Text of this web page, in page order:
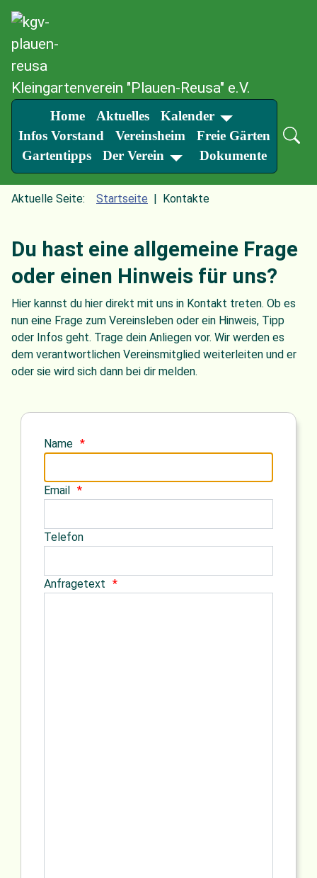
SKIP TO MAIN CONTENT
Kleingartenverein "Plauen-Reusa" e.V.
Home Aktuelles
Kalender
Infos Vorstand
Vereinsheim
Freie Gärten
Gartentipps
Der Verein Dokumente
Aktuelle Seite: Startseite Kontakte
Du hast eine allgemeine Frage
oder einen Hinweis für uns?
Hier kannst du hier direkt mit uns in Kontakt treten. Ob es
nun eine Frage zum Vereinsleben oder ein Hinweis, Tipp
oder Infos geht. Trage dein Anliegen vor. Wir werden es
dem verantwortlichen Vereinsmitglied weiterleiten und er
oder sie wird sich dann bei dir melden.
Name
Email
Telefon
Anfragetext